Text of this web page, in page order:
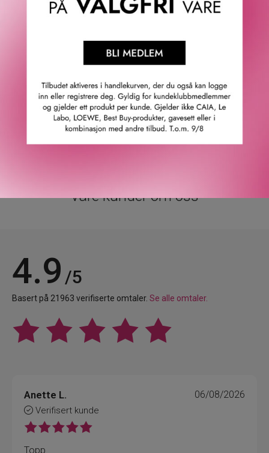
med SENSAIs ikoniske massasjeteknikk, optimaliseres
· Løfter og fremhever ansiktskonturene.
· Forbedrer hudens fasthet og elastisitet.
· Øker hudens fylde og volum.
· Gir intens fuktighet og næring.
· Tilgjengelig som refill.
Våre kunder om oss
4.9 /5
Basert på 21963 verifiserte omtaler. Se alle omtaler.
Anette L.
Verifisert kunde
06/08/2026
Topp